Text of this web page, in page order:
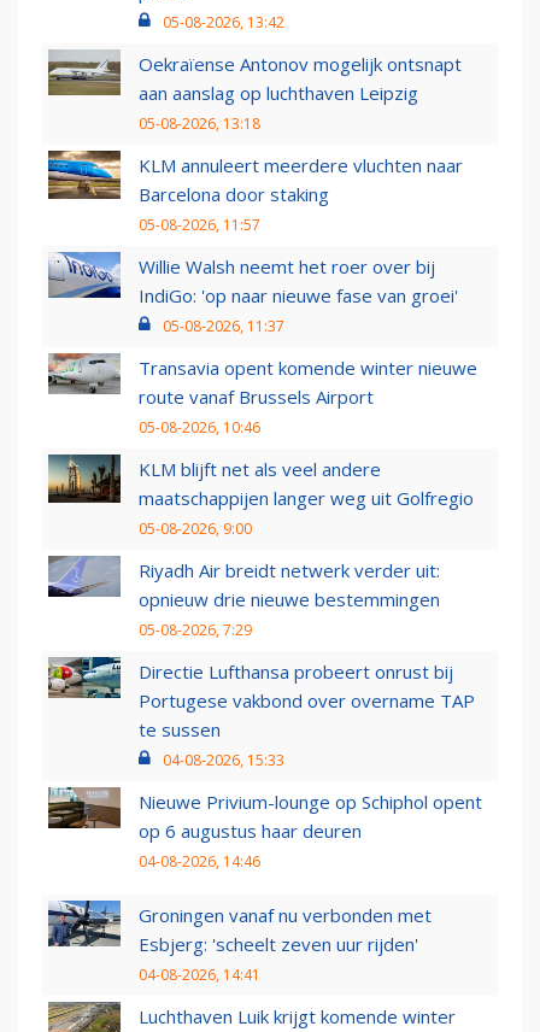
05-08-2026, 13:42
Oekraïense Antonov mogelijk ontsnapt
aan aanslag op luchthaven Leipzig
05-08-2026, 13:18
KLM annuleert meerdere vluchten naar
Barcelona door staking
05-08-2026, 11:57
Willie Walsh neemt het roer over bij
IndiGo: 'op naar nieuwe fase van groei'
05-08-2026, 11:37
Transavia opent komende winter nieuwe
route vanaf Brussels Airport
05-08-2026, 10:46
KLM blijft net als veel andere
maatschappijen langer weg uit Golfregio
05-08-2026, 9:00
Riyadh Air breidt netwerk verder uit:
opnieuw drie nieuwe bestemmingen
05-08-2026, 7:29
Directie Lufthansa probeert onrust bij
Portugese vakbond over overname TAP
te sussen
04-08-2026, 15:33
Nieuwe Privium-lounge op Schiphol opent
op 6 augustus haar deuren
04-08-2026, 14:46
Groningen vanaf nu verbonden met
Esbjerg: 'scheelt zeven uur rijden'
04-08-2026, 14:41
Luchthaven Luik krijgt komende winter